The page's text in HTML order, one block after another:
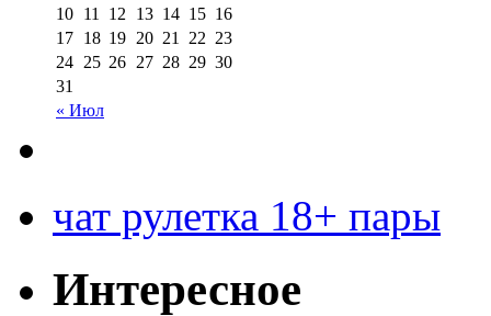
« Июл
10 11 12 13 14 15 16
17 18 19 20 21 22 23
24 25 26 27 28 29 30
31
чат рулетка 18+ пары
Интересное